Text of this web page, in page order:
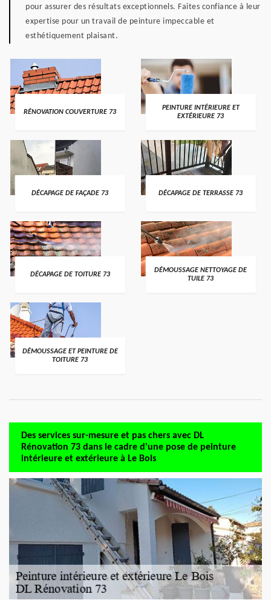
pour assurer des résultats exceptionnels. Faites confiance à leur
expertise pour un travail de peinture impeccable et
esthétiquement plaisant.
RÉNOVATION COUVERTURE 73
PEINTURE INTÉRIEURE ET
EXTÉRIEURE 73
DÉCAPAGE DE FAÇADE 73 DÉCAPAGE DE TERRASSE 73
DÉCAPAGE DE TOITURE 73
DÉMOUSSAGE NETTOYAGE DE
TUILE 73
DÉMOUSSAGE ET PEINTURE DE
TOITURE 73
Des services sur-mesure et pas chers avec DL
Rénovation 73 dans le cadre d'une pose de peinture
intérieure et extérieure à Le Bois